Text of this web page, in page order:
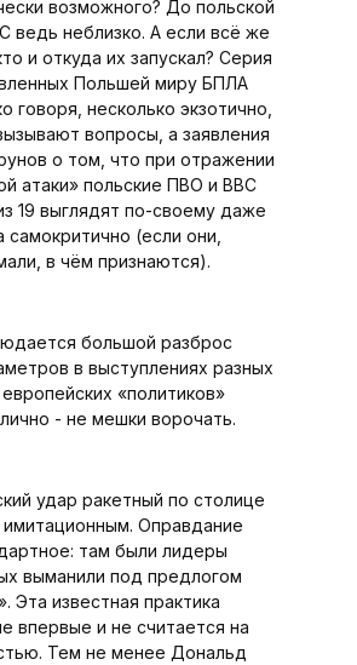
возможного? До польской
ведь неблизко. А если всё же
и откуда их запускал? Серия
Польшей миру БПЛА
говоря, несколько экзотично,
вопросы, а заявления
о том, что при отражении
атаки» польские ПВО и ВВС
19 выглядят по-своему даже
(если они,
в чём признаются).
большой разброс
в выступлениях разных
«политиков»
- не мешки ворочать.
удар ракетный по столице
Оправдание
там были лидеры
выманили под предлогом
Эта известная практика
впервые и не считается на
Тем не менее Дональд